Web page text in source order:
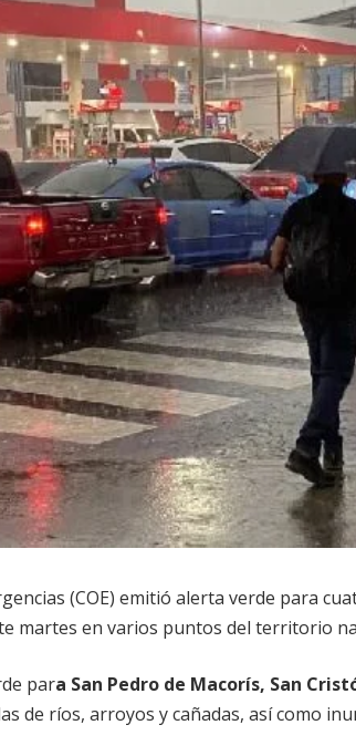
(COE) emitió alerta verde para
martes en varios puntos del territorio
para San Pedro de Macorís, San
de ríos, arroyos y cañadas, así como